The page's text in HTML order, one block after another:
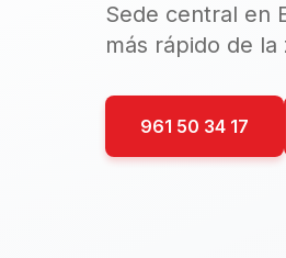
Sede central en
más rápido de la
961 50 34 17